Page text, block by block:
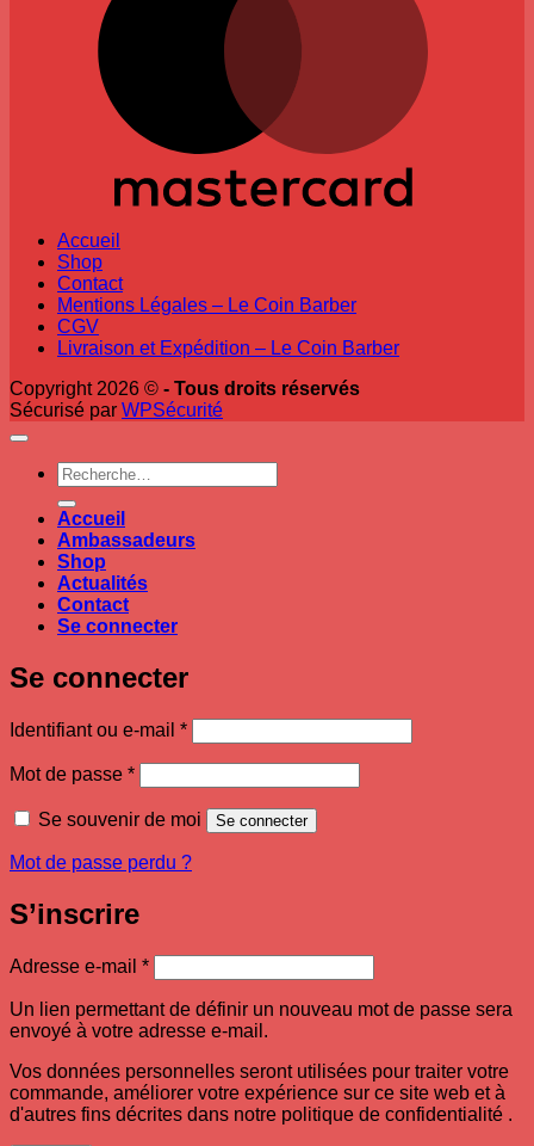
Accueil
Shop
Contact
Mentions Légales – Le Coin Barber
CGV
Livraison et Expédition – Le Coin Barber
Copyright 2026 © - Tous droits réservés
Sécurisé par WPSécurité
Recherche
pour :
Accueil
Ambassadeurs
Shop
Actualités
Contact
Se connecter
Se connecter
Identifiant ou e-mail *Obligatoire
Mot de passe *Obligatoire
Se souvenir de moi Se connecter
Mot de passe perdu ?
S’inscrire
Adresse e-mail *Obligatoire
Un lien permettant de définir un nouveau mot de passe sera
envoyé à votre adresse e-mail.
Vos données personnelles seront utilisées pour traiter votre
commande, améliorer votre expérience sur ce site web et à
d'autres fins décrites dans notre politique de confidentialité .